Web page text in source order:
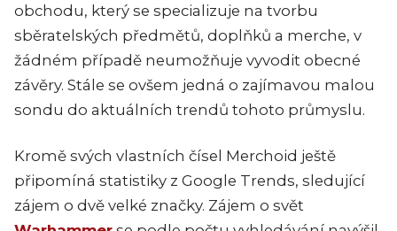
obchodu, který se specializuje na tvorbu
sběratelských předmětů, doplňků a merche, v
žádném případě neumožňuje vyvodit obecné
závěry. Stále se ovšem jedná o zajímavou malou
sondu do aktuálních trendů tohoto průmyslu.
Kromě svých vlastních čísel Merchoid ještě
připomíná statistiky z Google Trends, sledující
zájem o dvě velké značky. Zájem o svět